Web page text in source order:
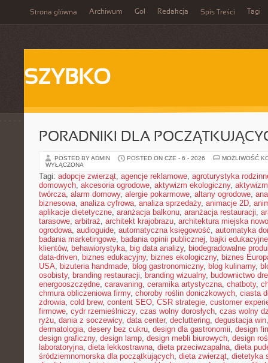
Strona główna Archiwum Gol Redakcja Spis Treści Tagi
SZYBKO
PORADNIKI DLA
POSTED BY ADMIN POSTED ON CZE - 6 - 2026
MOŻLIWOŚĆ
WYŁĄCZONA
Tagi: adopcje zwierząt, agencje reklamowe, agroturystyka
domowych, akcesoria ogrodowe, aktywizm ekologiczny,
twórcza, alarm domowy, alergie pokarmowe, altany ogrodowe,
biznesowa, analiza cyfrowa, analiza sprzedaży, animacje 2D,
aplikacje dietetyczne, aranżacja balkonu, aranżacja restauracji,
tarasowe, arbitraż, architekt krajobrazu, architektura miejska
ogrodowa, audioguide, automatyczna księgowość, automatyka
badania marketingowe, badania opinii publicznej, bajki edukacyjne
klientów, behawiorystyka, big data analizy, biodegradowalne
data-driven, biznes edukacyjny, biznes ekologiczny, biznes
USA, bizuteria handmade, blog gastronomiczny, blog kulinarny,
osobisty, branding restauracji, branding wizualny, budownictwo
energooszczędne, caravaning, ceramika artystyczna, chatboty,
chmura obliczeniowa firmy, choroby roślin doniczkowych, ciasta
zdrowia, cold brew, content SEO, CSR strategie, customer
firmowe, cydr rzemieślniczy, czas wolny dorosłych, czas wolny
ryżu, dania z soczewicy, data center, decluttering, degustacja win
dermatologia, desery bez cukru, design dla gastronomii, design
design graficzny, design lamp, design mebli biurowych, design
laboratoryjna, dieta lekkostrawna, dieta przeciwzapalna, dieta
śródziemnomorska dla początkujących, dieta zwierząt, dietetyka